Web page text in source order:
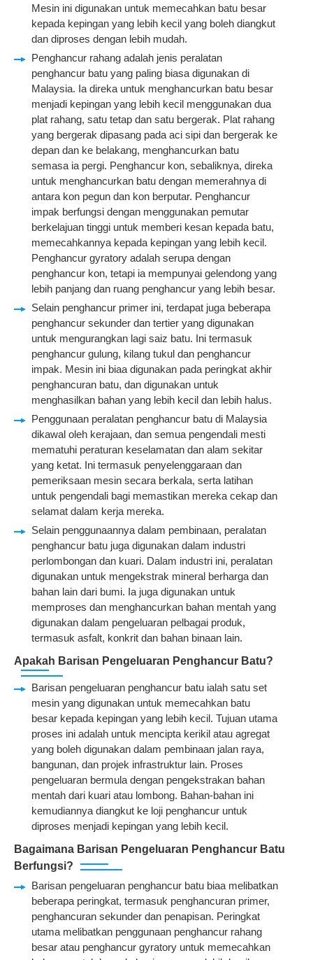
Mesin ini digunakan untuk memecahkan batu besar
kepada kepingan yang lebih kecil yang boleh diangkut
dan diproses dengan lebih mudah.
Penghancur rahang adalah jenis peralatan
penghancur batu yang paling biasa digunakan di
Malaysia. Ia direka untuk menghancurkan batu besar
menjadi kepingan yang lebih kecil menggunakan dua
plat rahang, satu tetap dan satu bergerak. Plat rahang
yang bergerak dipasang pada aci sipi dan bergerak ke
depan dan ke belakang, menghancurkan batu
semasa ia pergi. Penghancur kon, sebaliknya, direka
untuk menghancurkan batu dengan memerahnya di
antara kon pegun dan kon berputar. Penghancur
impak berfungsi dengan menggunakan pemutar
berkelajuan tinggi untuk memberi kesan kepada batu,
memecahkannya kepada kepingan yang lebih kecil.
Penghancur gyratory adalah serupa dengan
penghancur kon, tetapi ia mempunyai gelendong yang
lebih panjang dan ruang penghancur yang lebih besar.
Selain penghancur primer ini, terdapat juga beberapa
penghancur sekunder dan tertier yang digunakan
untuk mengurangkan lagi saiz batu. Ini termasuk
penghancur gulung, kilang tukul dan penghancur
impak. Mesin ini biaa digunakan pada peringkat akhir
penghancuran batu, dan digunakan untuk
menghasilkan bahan yang lebih kecil dan lebih halus.
Penggunaan peralatan penghancur batu di Malaysia
dikawal oleh kerajaan, dan semua pengendali mesti
mematuhi peraturan keselamatan dan alam sekitar
yang ketat. Ini termasuk penyelenggaraan dan
pemeriksaan mesin secara berkala, serta latihan
untuk pengendali bagi memastikan mereka cekap dan
selamat dalam kerja mereka.
Selain penggunaannya dalam pembinaan, peralatan
penghancur batu juga digunakan dalam industri
perlombongan dan kuari. Dalam industri ini, peralatan
digunakan untuk mengekstrak mineral berharga dan
bahan lain dari bumi. Ia juga digunakan untuk
memproses dan menghancurkan bahan mentah yang
digunakan dalam pengeluaran pelbagai produk,
termasuk asfalt, konkrit dan bahan binaan lain.
Apakah Barisan Pengeluaran Penghancur Batu?
Barisan pengeluaran penghancur batu ialah satu set
mesin yang digunakan untuk memecahkan batu
besar kepada kepingan yang lebih kecil. Tujuan utama
proses ini adalah untuk mencipta kerikil atau agregat
yang boleh digunakan dalam pembinaan jalan raya,
bangunan, dan projek infrastruktur lain. Proses
pengeluaran bermula dengan pengekstrakan bahan
mentah dari kuari atau lombong. Bahan-bahan ini
kemudiannya diangkut ke loji penghancur untuk
diproses menjadi kepingan yang lebih kecil.
Bagaimana Barisan Pengeluaran Penghancur Batu
Berfungsi?
Barisan pengeluaran penghancur batu biaa melibatkan
beberapa peringkat, termasuk penghancuran primer,
penghancuran sekunder dan penapisan. Peringkat
utama melibatkan penggunaan penghancur rahang
besar atau penghancur gyratory untuk memecahkan